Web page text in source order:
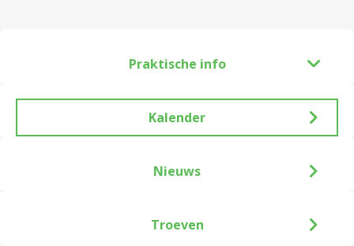
Praktische info
Kalender
Nieuws
Troeven